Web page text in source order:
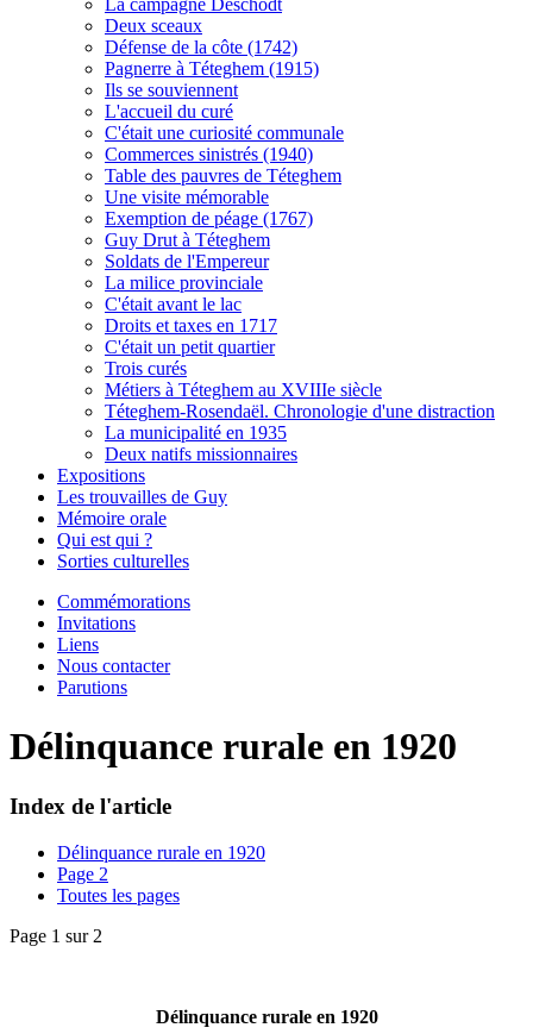
La campagne Deschodt
Deux sceaux
Défense de la côte (1742)
Pagnerre à Téteghem (1915)
Ils se souviennent
L'accueil du curé
C'était une curiosité communale
Commerces sinistrés (1940)
Table des pauvres de Téteghem
Une visite mémorable
Exemption de péage (1767)
Guy Drut à Téteghem
Soldats de l'Empereur
La milice provinciale
C'était avant le lac
Droits et taxes en 1717
C'était un petit quartier
Trois curés
Métiers à Téteghem au XVIIIe siècle
Téteghem-Rosendaël. Chronologie d'une distraction
La municipalité en 1935
Deux natifs missionnaires
Expositions
Les trouvailles de Guy
Mémoire orale
Qui est qui ?
Sorties culturelles
Commémorations
Invitations
Liens
Nous contacter
Parutions
Délinquance rurale en 1920
Index de l'article
Délinquance rurale en 1920
Page 2
Toutes les pages
Page 1 sur 2
Délinquance rurale en 1920